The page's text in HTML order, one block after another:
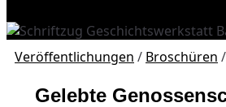
Veröffentlichungen / Broschüren
Gelebte